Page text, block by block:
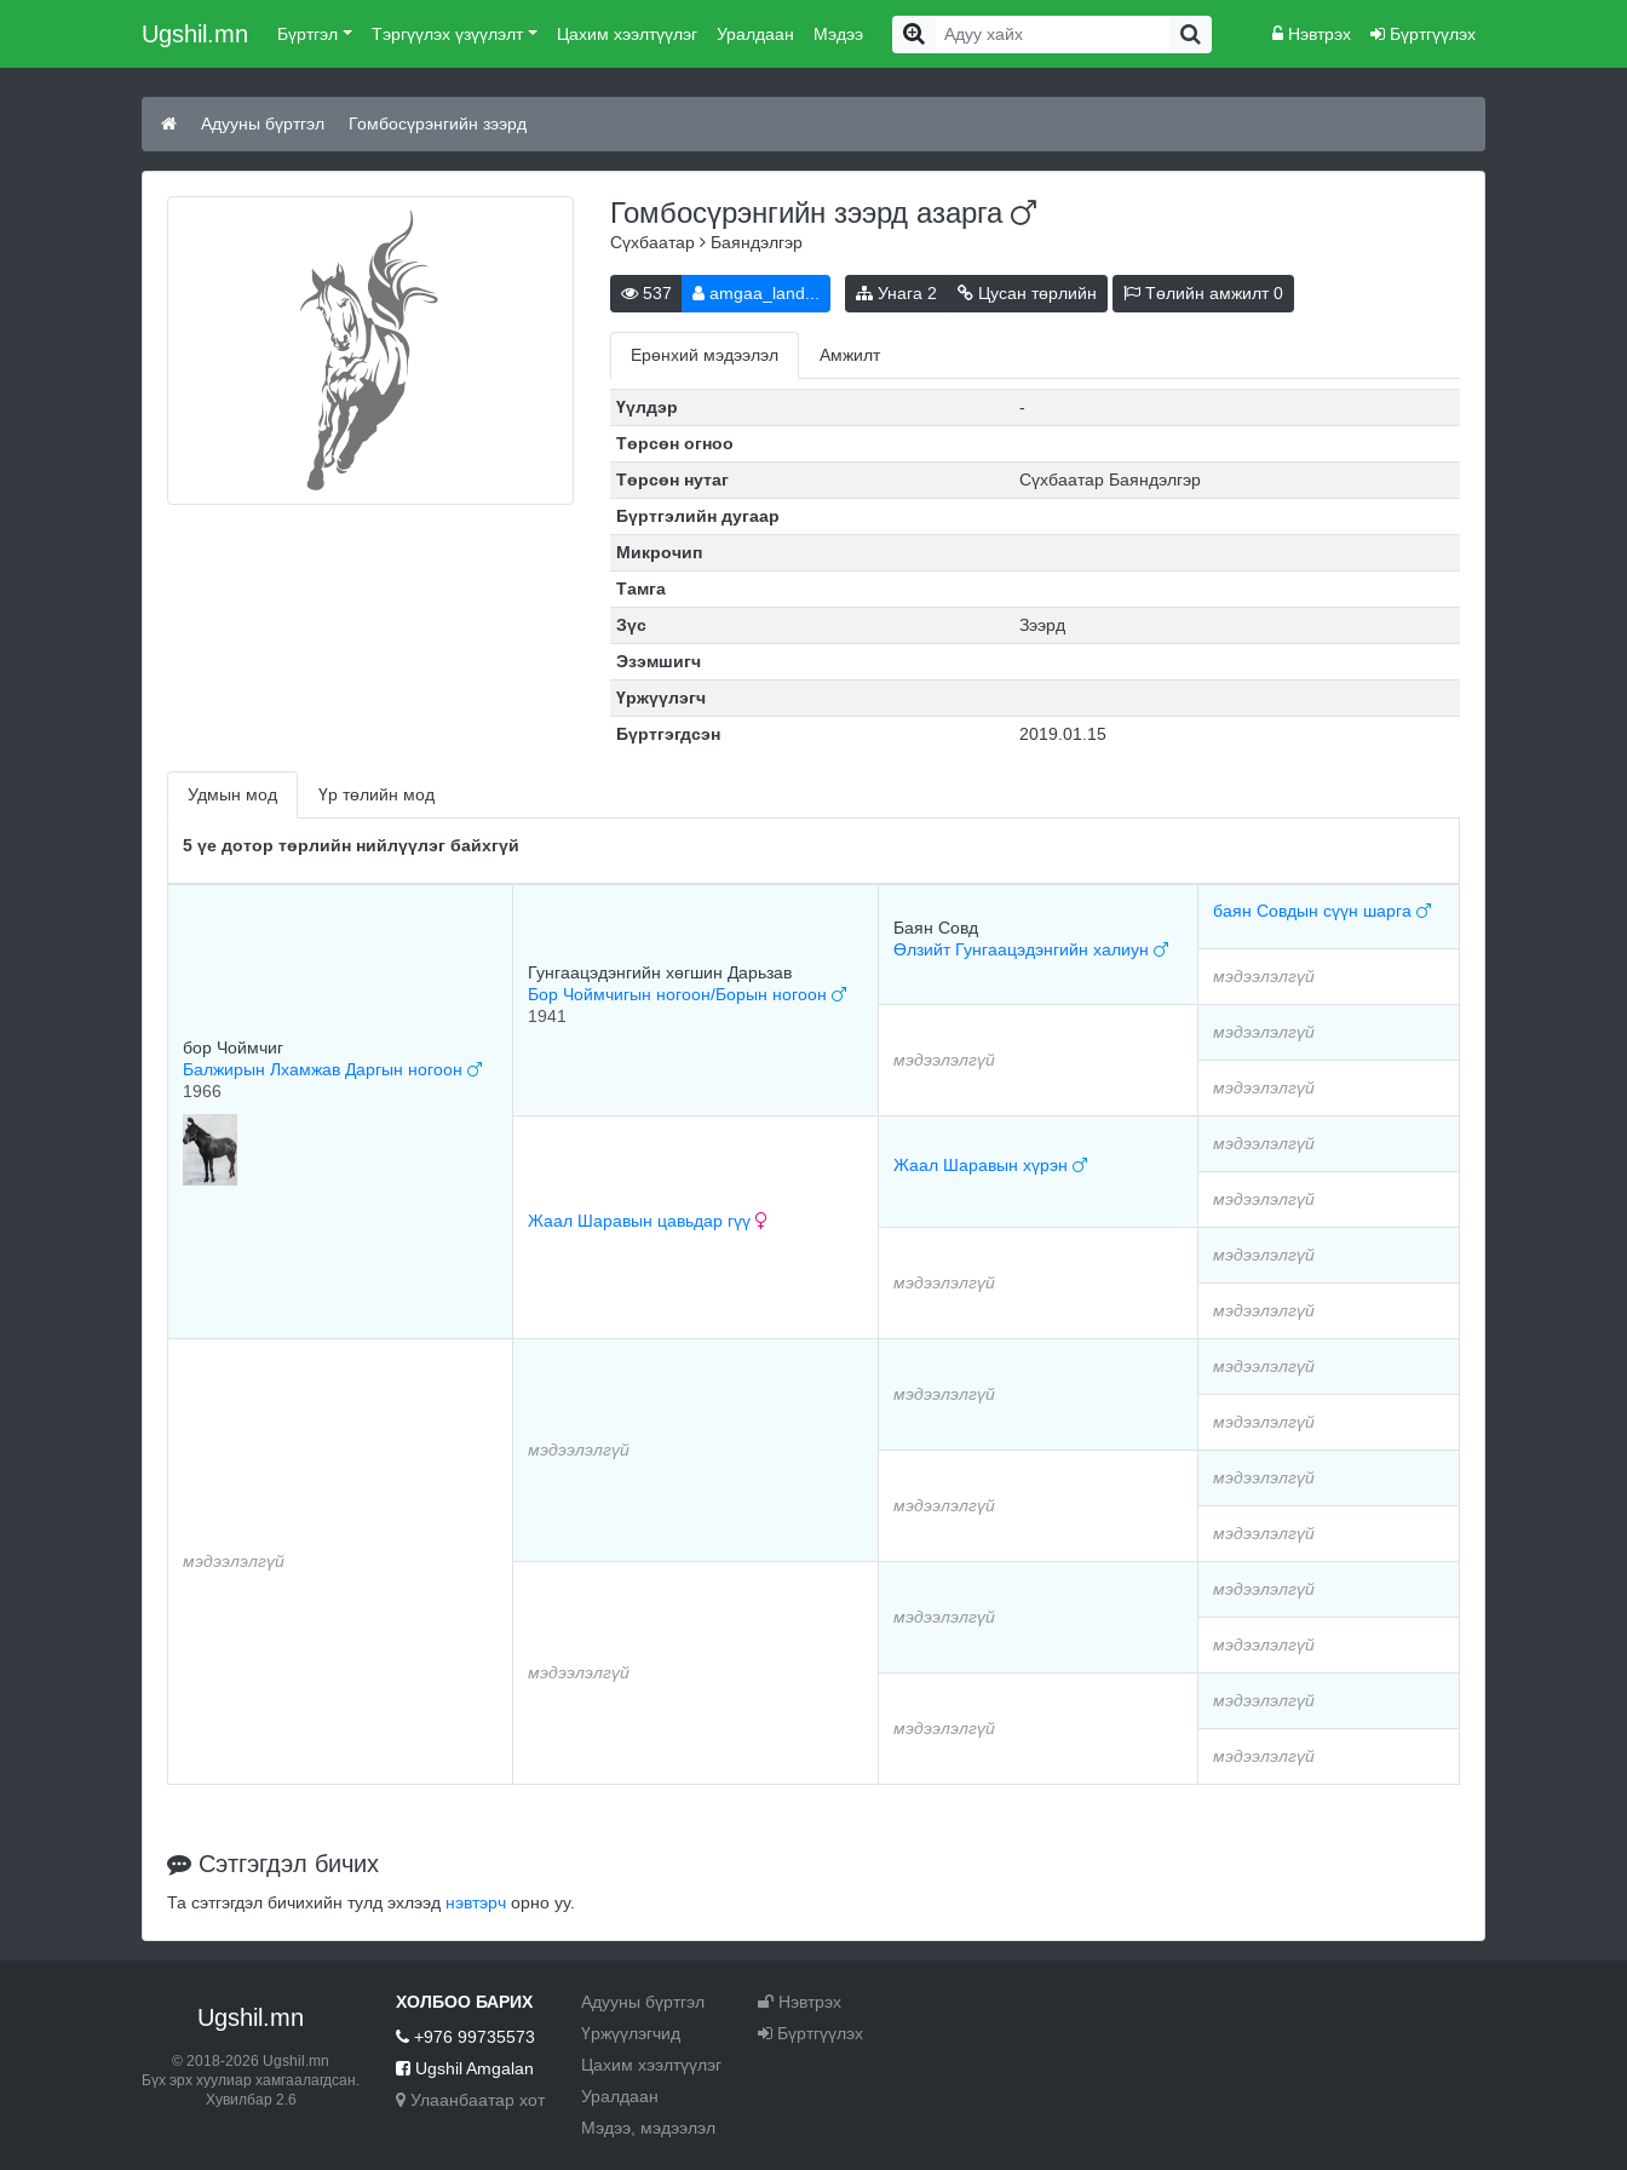
Ugshil.mn Бүртгэл Тэргүүлэх үзүүлэлт Цахим хээлтүүлэг Уралдаан Мэдээ Нэвтрэх Бүртгүүлэх
Адууны бүртгэл Гомбосүрэнгийн зээрд
Гомбосүрэнгийн зээрд азарга
Сүхбаатар Баяндэлгэр
537 amgaa_land... Унага 2 Цусан төрлийн Төлийн амжилт0
Ерөнхий мэдээлэл Амжилт
Үүлдэр
-
Төрсөн огноо
Төрсөн нутаг
Сүхбаатар Баяндэлгэр
Бүртгэлийн дугаар
Микрочип
Тамга
Зүс
Зээрд
Эзэмшигч
Үржүүлэгч
Бүртгэгдсэн
2019.01.15
Удмын мод Үр төлийн мод
5 үе дотор төрлийн нийлүүлэг байхгүй
бор Чоймчиг
Балжирын Лхамжав Даргын ногоон
1966
Гунгаацэдэнгийн хөгшин Дарьзав
Бор Чоймчигын ногоон/Борын ногоон
1941
Баян Совд
Өлзийт Гунгаацэдэнгийн халиун
баян Совдын сүүн шарга
мэдээлэлгүй
мэдээлэлгүй
мэдээлэлгүй
мэдээлэлгүй
Жаал Шаравын цавьдар гүү
Жаал Шаравын хүрэн
мэдээлэлгүй
мэдээлэлгүй
мэдээлэлгүй
мэдээлэлгүй
мэдээлэлгүй
мэдээлэлгүй
мэдээлэлгүй
мэдээлэлгүй
мэдээлэлгүй
мэдээлэлгүй
мэдээлэлгүй
мэдээлэлгүй
мэдээлэлгүй
мэдээлэлгүй
мэдээлэлгүй
мэдээлэлгүй
мэдээлэлгүй
мэдээлэлгүй
мэдээлэлгүй
мэдээлэлгүй
Сэтгэгдэл бичих
Та сэтгэгдэл бичихийн тулд эхлээд нэвтэрч орно уу.
Ugshil.mn
© 2018-2026 Ugshil.mn
Бүх эрх хуулиар хамгаалагдсан.
Хувилбар 2.6
ХОЛБОО БАРИХ
+976 99735573
Ugshil Amgalan
Улаанбаатар хот
Адууны бүртгэл
Үржүүлэгчид
Цахим хээлтүүлэг
Уралдаан
Мэдээ, мэдээлэл
Нэвтрэх
Бүртгүүлэх